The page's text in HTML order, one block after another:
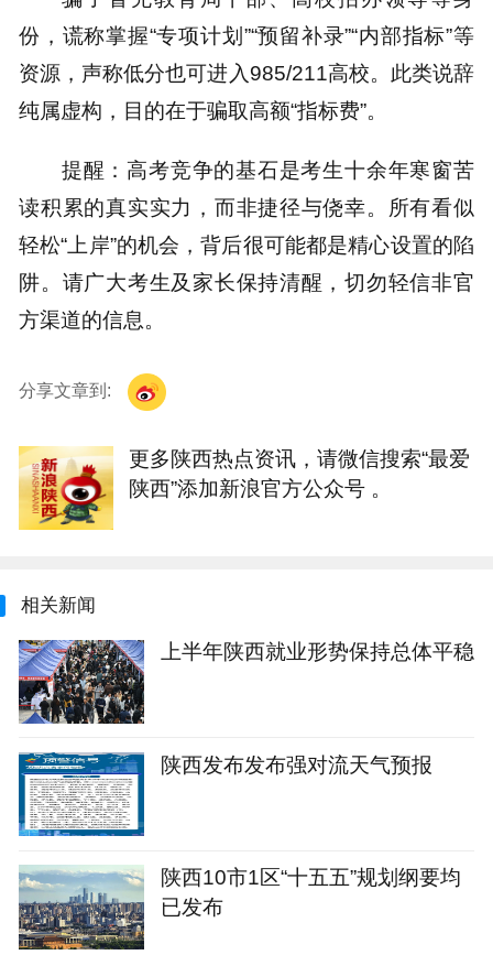
份，谎称掌握“专项计划”“预留补录”“内部指标”等
资源，声称低分也可进入985/211高校。此类说辞
纯属虚构，目的在于骗取高额“指标费”。
提醒：高考竞争的基石是考生十余年寒窗苦
读积累的真实实力，而非捷径与侥幸。所有看似
轻松“上岸”的机会，背后很可能都是精心设置的陷
阱。请广大考生及家长保持清醒，切勿轻信非官
方渠道的信息。
分享文章到:
更多陕西热点资讯，请微信搜索“最爱
陕西”添加新浪官方公众号 。
相关新闻
上半年陕西就业形势保持总体平稳
陕西发布发布强对流天气预报
陕西10市1区“十五五”规划纲要均
已发布